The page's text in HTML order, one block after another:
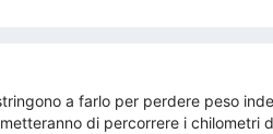
a farlo per perdere peso
di percorrere i chilometri